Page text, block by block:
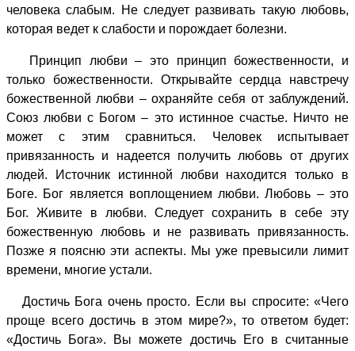
человека слабым. Не следует развивать такую любовь,
которая ведет к слабости и порождает болезни.
Принцип любви – это принцип божественности, и
только божественности. Открывайте сердца навстречу
божественной любви – охраняйте себя от заблуждений.
Союз любви с Богом – это истинное счастье. Ничто не
может с этим сравниться. Человек испытывает
привязанность и надеется получить любовь от других
людей. Источник истинной любви находится только в
Боге. Бог является воплощением любви. Любовь – это
Бог. Живите в любви.
Следует сохранить в себе эту
божественную любовь и не развивать привязанность.
Позже я поясню эти аспекты. Мы уже превысили лимит
времени, многие устали.
Достичь Бога очень просто. Если вы спросите: «Чего
проще всего достичь в этом мире?», то ответом будет:
«Достичь Бога». Вы можете достичь Его в считанные